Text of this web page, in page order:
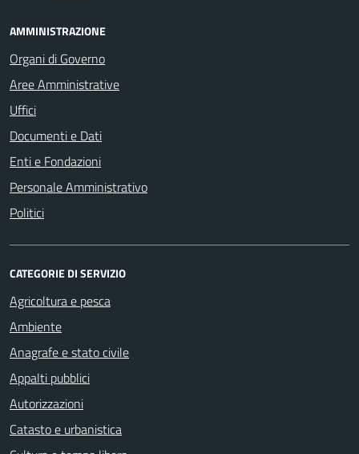
AMMINISTRAZIONE
Organi di Governo
Aree Amministrative
Uffici
Documenti e Dati
Enti e Fondazioni
Personale Amministrativo
Politici
CATEGORIE DI SERVIZIO
Agricoltura e pesca
Ambiente
Anagrafe e stato civile
Appalti pubblici
Autorizzazioni
Catasto e urbanistica